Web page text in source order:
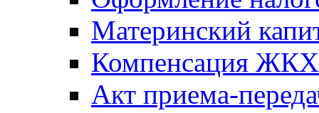
Материнский
Компенсация ЖКХ
Акт приема-